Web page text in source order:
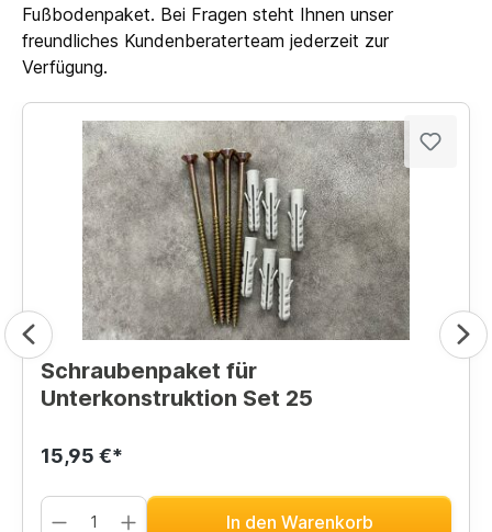
Fußbodenpaket. Bei Fragen steht Ihnen unser
freundliches Kundenberaterteam jederzeit zur
Verfügung.
Schraubenpaket für
Unterkonstruktion Set 25
15,95 €*
In den Warenkorb